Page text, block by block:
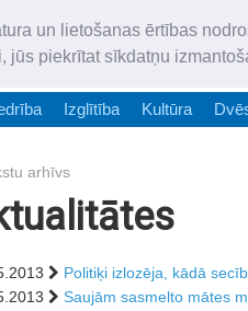
un lietošanas ērtības
jūs piekrītat sīkdatņu
Izglītība Kultūra
arhīvs
Politiķi izlozēja, kādā
Saujām sasmelto mātes